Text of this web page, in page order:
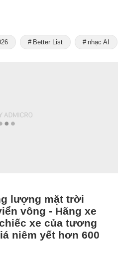
Better List nhạc AI
lượng mặt trời
vông - Hãng xe
xe của tương
niêm yết hơn 600